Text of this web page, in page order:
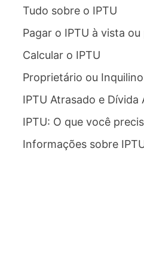
Tudo sobre o IPTU
Pagar o IPTU à vista
Calcular o IPTU
Proprietário ou
IPTU Atrasado e Dívida
IPTU: O que você
Informações sobre